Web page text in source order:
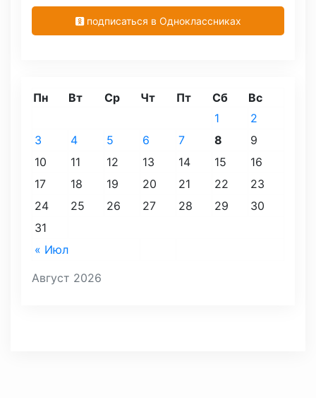
подписаться в Одноклассниках
Август 2026
Пн Вт Ср Чт Пт Сб Вс
« Июл
1
2
3
4 5 6 7 8
9
10
11 12 13 14 15
16
17
18 19 20 21 22
23
24
25 26 27 28 29
30
31